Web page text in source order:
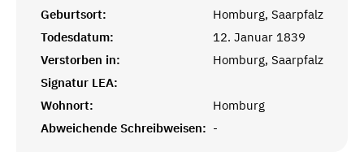
Geburtsort:
Homburg, Saarpfalz
Todesdatum:
12. Januar 1839
Verstorben in:
Homburg, Saarpfalz
Signatur LEA:
Wohnort:
Homburg
Abweichende Schreibweisen: -